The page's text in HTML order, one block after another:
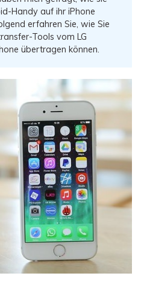
Handy auf ihr iPhone
erfahren Sie, wie Sie
Tools vom LG
übertragen können.